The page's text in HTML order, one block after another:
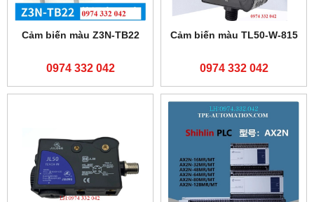
Cảm biến màu Z3N-TB22
0974 332 042
Cảm biến màu TL50-W-815
0974 332 042